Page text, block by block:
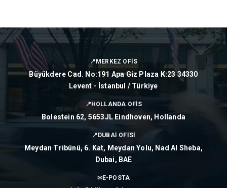
📍 MERKEZ OFİS
Büyükdere Cad. No:191 Apa Giz Plaza K:23 34330
Levent - İstanbul / Türkiye
📍 HOLLANDA OFİS
Bolestein 62, 5653JL Eindhoven, Hollanda
📍 DUBAİ OFİSİ
Meydan Tribünü, 6. Kat, Meydan Yolu, Nad Al Sheba,
Dubai, BAE
✉E-POSTA